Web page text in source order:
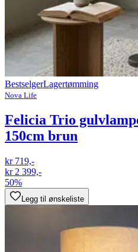
BestselgerLagertømming
Nova Life
Felicia Trio
150cm brun
kr 719,-
kr 2 399,-
50%
Legg til ønskeliste